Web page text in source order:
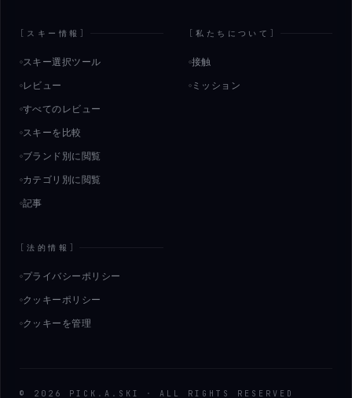
[ スキー情報 ]
スキー選択ツール
レビュー
すべてのレビュー
スキーを比較
ブランド別に閲覧
カテゴリ別に閲覧
記事
[私たちについて ]
接触
ミッション
[法的情報 ]
プライバシーポリシー
クッキーポリシー
クッキーを管理
© 2026 PICK . A . SKI · ALL RIGHTS RESERVED